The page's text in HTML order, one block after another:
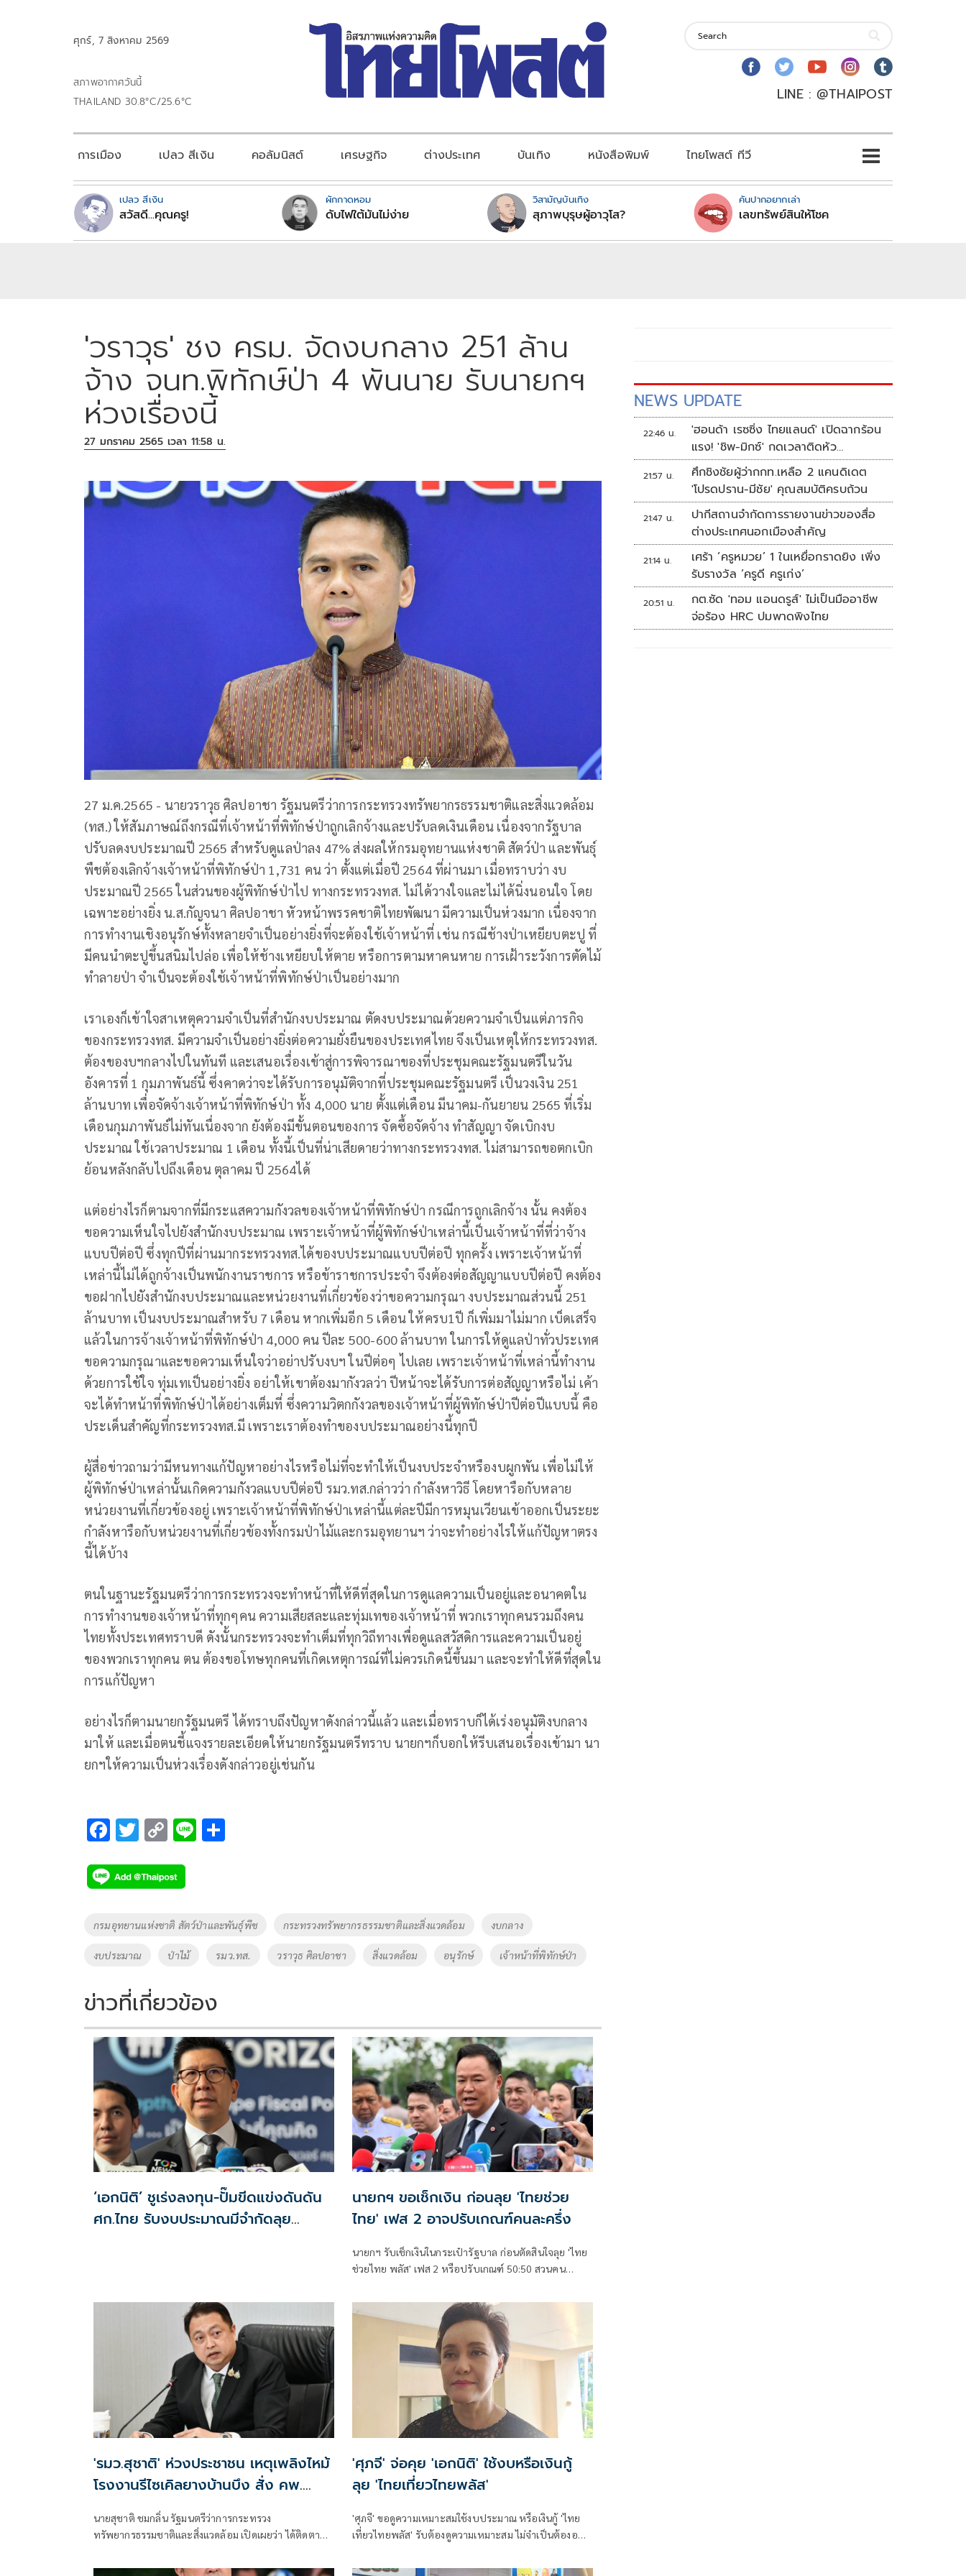
ศุกร์, 7 สิงหาคม 2569
สภาพอากาศวันนี้
THAILAND 30.8°C/25.6°C
LINE : @THAIPOST
การเมือง เปลว สีเงิน คอลัมนิสต์ เศรษฐกิจ ต่างประเทศ บันเทิง หนังสือพิมพ์ ไทยโพสต์ ทีวี
เปลว สีเงิน
สวัสดี...คุณครู!
ผักกาดหอม
ดับไฟใต้มันไม่ง่าย
วิสามัญบันเทิง
สุภาพบุรุษผู้อาวุโส?
คันปากอยากเล่า
เลขทรัพย์สินให้โชค
'วราวุธ' ชง ครม. จัดงบกลาง 251 ล้าน
จ้าง จนท.พิทักษ์ป่า 4 พันนาย รับนายกฯ
ห่วงเรื่องนี้
27 มกราคม 2565 เวลา 11:58 น.
27 ม.ค.2565 - นายวราวุธ ศิลปอาชา รัฐมนตรีว่าการกระทรวงทรัพยากรธรรมชาติและสิ่งแวดล้อม
(ทส.) ให้สัมภาษณ์ถึงกรณีที่เจ้าหน้าที่พิทักษ์ป่าถูกเลิกจ้างและปรับลดเงินเดือน เนื่องจากรัฐบาล
ปรับลดงบประมาณปี 2565 สำหรับดูแลป่าลง 47% ส่งผลให้กรมอุทยานแห่งชาติ สัตว์ป่า และพันธุ์
พืชต้องเลิกจ้างเจ้าหน้าที่พิทักษ์ป่า 1,731 คน ว่า ตั้งแต่เมื่อปี 2564 ที่ผ่านมา เมื่อทราบว่า งบ
ประมาณปี 2565 ในส่วนของผู้พิทักษ์ป่าไป ทางกระทรวงทส. ไม่ได้วางใจและไม่ได้นิ่งนอนใจ โดย
เฉพาะอย่างยิ่ง น.ส.กัญจนา ศิลปอาชา หัวหน้าพรรคชาติไทยพัฒนา มีความเป็นห่วงมาก เนื่องจาก
การทำงานเชิงอนุรักษ์ทั้งหลายจำเป็นอย่างยิ่งที่จะต้องใช้เจ้าหน้าที่ เช่น กรณีช้างป่าเหยียบตะปู ที่
มีคนนำตะปูขึ้นสนิมไปล่อ เพื่อให้ช้างเหยียบให้ตาย หรือการตามหาคนหาย การเฝ้าระวังการตัดไม้
ทำลายป่า จำเป็นจะต้องใช้เจ้าหน้าที่พิทักษ์ป่าเป็นอย่างมาก
เราเองก็เข้าใจสาเหตุความจำเป็นที่สำนักงบประมาณ ตัดงบประมาณด้วยความจำเป็นแต่ภารกิจ
ของกระทรวงทส. มีความจำเป็นอย่างยิ่งต่อความยั่งยืนของประเทศไทย จึงเป็นเหตุให้กระทรวงทส.
ต้องของบฯกลางไปในทันที และเสนอเรื่องเข้าสู่การพิจารณาของที่ประชุมคณะรัฐมนตรีในวัน
อังคารที่ 1 กุมภาพันธ์นี้ ซึ่งคาดว่าจะได้รับการอนุมัติจากที่ประชุมคณะรัฐมนตรี เป็นวงเงิน 251
ล้านบาท เพื่อจัดจ้างเจ้าหน้าที่พิทักษ์ป่า ทั้ง 4,000 นาย ตั้งแต่เดือน มีนาคม-กันยายน 2565 ที่เริ่ม
เดือนกุมภาพันธ์ไม่ทันเนื่องจาก ยังต้องมีขั้นตอนของการ จัดซื้อจัดจ้าง ทำสัญญา จัดเบิกงบ
ประมาณ ใช้เวลาประมาณ 1 เดือน ทั้งนี้เป็นที่น่าเสียดายว่าทางกระทรวงทส. ไม่สามารถขอตกเบิก
ย้อนหลังกลับไปถึงเดือน ตุลาคม ปี 2564ได้
แต่อย่างไรก็ตามจากที่มีกระแสความกังวลของเจ้าหน้าที่พิทักษ์ป่า กรณีการถูกเลิกจ้าง นั้น คงต้อง
ขอความเห็นใจไปยังสำนักงบประมาณ เพราะเจ้าหน้าที่ผู้พิทักษ์ป่าเหล่านี้เป็นเจ้าหน้าที่ที่ว่าจ้าง
แบบปีต่อปี ซึ่งทุกปีที่ผ่านมากระทรวงทส.ได้ของบประมาณแบบปีต่อปี ทุกครั้ง เพราะเจ้าหน้าที่
เหล่านี้ไม่ได้ถูกจ้างเป็นพนักงานราชการ หรือข้าราชการประจำ จึงต้องต่อสัญญาแบบปีต่อปี คงต้อง
ขอฝากไปยังสำนักงบประมาณและหน่วยงานที่เกี่ยวข้องว่าขอความกรุณา งบประมาณส่วนนี้ 251
ล้านบาท เป็นงบประมาณสำหรับ 7 เดือน หากเพิ่มอีก 5 เดือน ให้ครบ1ปี ก็เพิ่มมาไม่มาก เบ็ดเสร็จ
แล้วในการจ้างเจ้าหน้าที่พิทักษ์ป่า 4,000 คน ปีละ 500-600 ล้านบาท ในการให้ดูแลป่าทั่วประเทศ
ขอความกรุณาและขอความเห็นใจว่าอย่าปรับงบฯ ในปีต่อๆ ไปเลย เพราะเจ้าหน้าที่เหล่านี้ทำงาน
ด้วยการใช้ใจ ทุ่มเทเป็นอย่างยิ่ง อย่าให้เขาต้องมากังวลว่า ปีหน้าจะได้รับการต่อสัญญาหรือไม่ เค้า
จะได้ทำหน้าที่พิทักษ์ป่าได้อย่างเต็มที่ ซึ่งความวิตกกังวลของเจ้าหน้าที่ผู้พิทักษ์ป่าปีต่อปีแบบนี้ คือ
ประเด็นสำคัญที่กระทรวงทส.มี เพราะเราต้องทำของบประมาณอย่างนี้ทุกปี
ผู้สื่อข่าวถามว่ามีหนทางแก้ปัญหาอย่างไรหรือไม่ที่จะทำให้เป็นงบประจำหรืองบผูกพัน เพื่อไม่ให้
ผู้พิทักษ์ป่าเหล่านั้นเกิดความกังวลแบบปีต่อปี รมว.ทส.กล่าวว่า กำลังหาวิธี โดยหารือกับหลาย
หน่วยงานที่เกี่ยวข้องอยู่ เพราะเจ้าหน้าที่พิทักษ์ป่าเหล่านี้แต่ละปีมีการหมุนเวียนเข้าออกเป็นระยะ
กำลังหารือกับหน่วยงานที่เกี่ยวข้องทั้งกรมป่าไม้และกรมอุทยานฯ ว่าจะทำอย่างไรให้แก้ปัญหาตรง
นี้ได้บ้าง
ตนในฐานะรัฐมนตรีว่าการกระทรวงจะทำหน้าที่ให้ดีที่สุดในการดูแลความเป็นอยู่และอนาคตใน
การทำงานของเจ้าหน้าที่ทุกๆคน ความเสียสละและทุ่มเทของเจ้าหน้าที่ พวกเราทุกคนรวมถึงคน
ไทยทั้งประเทศทราบดี ดังนั้นกระทรวงจะทำเต็มที่ทุกวิถีทางเพื่อดูแลสวัสดิการและความเป็นอยู่
ของพวกเราทุกคน ตน ต้องขอโทษทุกคนที่เกิดเหตุการณ์ที่ไม่ควรเกิดนี้ขึ้นมา และจะทำให้ดีที่สุดใน
การแก้ปัญหา
อย่างไรก็ตามนายกรัฐมนตรี ได้ทราบถึงปัญหาดังกล่าวนี้แล้ว และเมื่อทราบก็ได้เร่งอนุมัติงบกลาง
มาให้ และเมื่อตนชี้แจงรายละเอียดให้นายกรัฐมนตรีทราบ นายกฯก็บอกให้รีบเสนอเรื่องเข้ามา นา
ยกฯให้ความเป็นห่วงเรื่องดังกล่าวอยู่เช่นกัน
F
e
b
o
o
k
T
tt
er
C
p
y
Li
n
k
Li
Tags
กรมอุทยานแห่งชาติ สัตว์ป่าและพันธุ์พืช กระทรวงทรัพยากรธรรมชาติและสิ่งแวดล้อม งบกลาง
งบประมาณ ป่าไม้ รมว.ทส. วราวุธ ศิลปอาชา สิ่งแวดล้อม อนุรักษ์ เจ้าหน้าที่พิทักษ์ป่า
ข่าวที่เกี่ยวข้อง
‘เอกนิติ’ ชูเร่งลงทุน-ปั๊มขีดแข่งดันดัน
ศก.ไทย รับงบประมาณมีจำกัดลุย
นายกฯ ขอเช็กเงิน ก่อนลุย 'ไทยช่วย
ไทย' เฟส 2 อาจปรับเกณฑ์คนละครึ่ง
นายกฯ รับเช็กเงินในกระเป๋ารัฐบาล ก่อนตัดสินใจลุย 'ไทย
ช่วยไทย พลัส' เฟส 2 หรือปรับเกณฑ์ 50:50 สวนคน
ยันสถานะคลังยังแข็งแรง
'รมว.สุชาติ' ห่วงประชาชน เหตุเพลิงไหม้
โรงงานรีไซเคิลยางบ้านบึง สั่ง คพ.
ตรวจคุณภาพอากาศเข้ม-แจ้งเตือน
ประชาชนใกล้ชิด
นายสุชาติ ชมกลิ่น รัฐมนตรีว่าการกระทรวง
ทรัพยากรธรรมชาติและสิ่งแวดล้อม เปิดเผยว่า ได้ติดตาม
ซิน อี้ ไท่ อินดัสเตรียล เทรด จำกัด ตำบลคลองกิ่ว อำเภอ
'ศุภจี' จ่อคุย 'เอกนิติ' ใช้งบหรือเงินกู้
ลุย 'ไทยเที่ยวไทยพลัส'
'ศุภจี' ขอดูความเหมาะสมใช้งบประมาณ หรือเงินกู้ 'ไทย
เที่ยวไทยพลัส' รับต้องดูความเหมาะสม ไม่จำเป็นต้องออก
NEWS UPDATE
22:46 น.
'ฮอนด้า เรซซิ่ง ไทยแลนด์' เปิดฉากร้อน
แรง! 'ชิพ-มิกซ์' กดเวลาติดหัว
แถว ARRC สนาม 4 ที่มัลดาลิกา
21:57 น.
ศึกชิงชัยผู้ว่ากกท.เหลือ 2 แคนดิเดต
'โปรดปราน-มีชัย' คุณสมบัติครบถ้วน
21:47 น.
ปากีสถานจำกัดการรายงานข่าวของสื่อ
ต่างประเทศนอกเมืองสำคัญ
21:14 น.
เศร้า ‘ครูหมวย’ 1 ในเหยื่อกราดยิง เพิ่ง
รับรางวัล ‘ครูดี ครูเก่ง’
20:51 น.
กต.ซัด 'ทอม แอนดรูส์' ไม่เป็นมืออาชีพ
จ่อร้อง HRC ปมพาดพิงไทย